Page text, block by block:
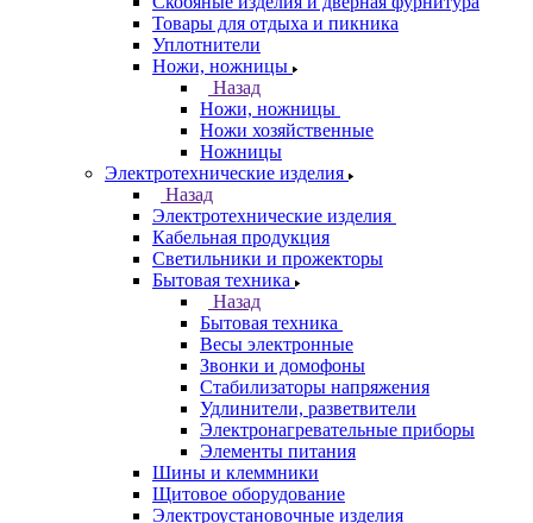
Товары для отдыха и пикника
Уплотнители
Ножи, ножницы
Назад
Ножи, ножницы
Ножи хозяйственные
Ножницы
Электротехнические изделия
Назад
Электротехнические изделия
Кабельная продукция
Светильники и прожекторы
Бытовая техника
Назад
Бытовая техника
Весы электронные
Звонки и домофоны
Стабилизаторы напряжения
Удлинители, разветвители
Электронагревательные приборы
Элементы питания
Шины и клеммники
Щитовое оборудование
Электроустановочные изделия